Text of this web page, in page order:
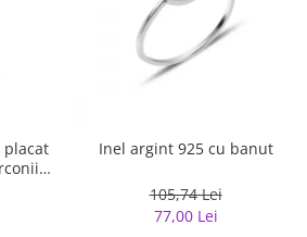
Inel argint 925 cu banut
105,74 Lei
77,00 Lei